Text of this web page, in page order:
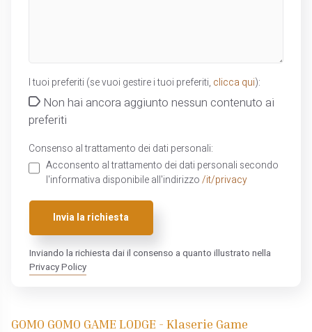
I tuoi preferiti (se vuoi gestire i tuoi preferiti, clicca qui):
Non hai ancora aggiunto nessun contenuto ai
preferiti
Consenso al trattamento dei dati personali:
Acconsento al trattamento dei dati personali secondo
l'informativa disponibile all'indirizzo /it/privacy
Invia la richiesta
Inviando la richiesta dai il consenso a quanto illustrato nella
Privacy Policy
GOMO GOMO GAME LODGE - Klaserie Game